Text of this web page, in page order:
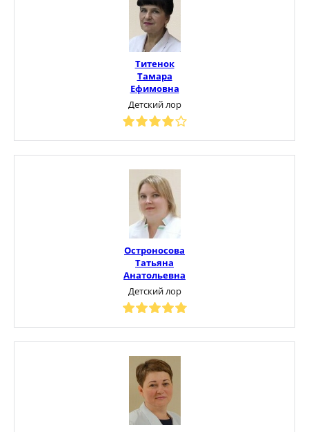
Титенок
Тамара
Ефимовна
Детский лор
Остроносова
Татьяна
Анатольевна
Детский лор